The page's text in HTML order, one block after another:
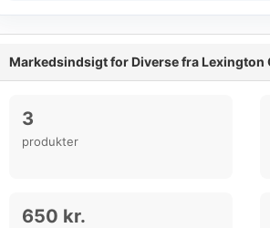
Markedsindsigt for Diverse fra Lexington
3
produkter
650 kr.